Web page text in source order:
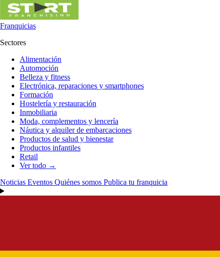
Franquicias
Sectores
Alimentación
Automoción
Belleza y fitness
Electrónica, reparaciones y smartphones
Formación
Hostelería y restauración
Inmobiliaria
Moda, complementos y lencería
Náutica y alquiler de embarcaciones
Productos de salud y bienestar
Productos infantiles
Retail
Ver todo →
Noticias Eventos Quiénes somos Publica tu franquicia